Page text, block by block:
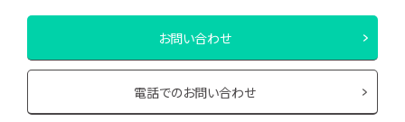
お問い合わせ
電話でのお問い合わせ